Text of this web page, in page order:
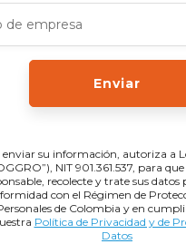
Enviar
enviar su información, autoriza a
NIT 901.361.537, para
recolecte y trate sus datos
con el Régimen de
de Colombia y en
Política de Privacidad y de
Datos